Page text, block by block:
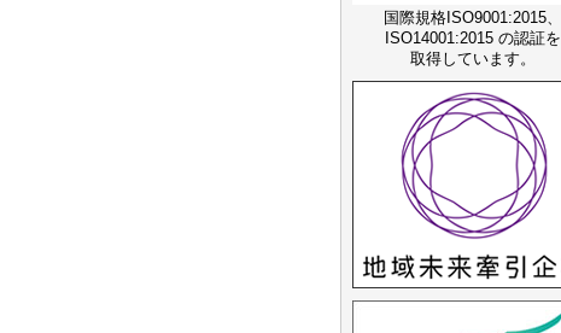
国際規格ISO9001:2015、
ISO14001:2015 の認証を
取得しています。